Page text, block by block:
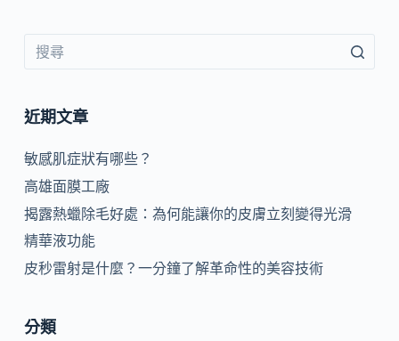
近期文章
敏感肌症狀有哪些？
高雄面膜工廠
揭露熱蠟除毛好處：為何能讓你的皮膚立刻變得光滑
精華液功能
皮秒雷射是什麼？一分鐘了解革命性的美容技術
分類